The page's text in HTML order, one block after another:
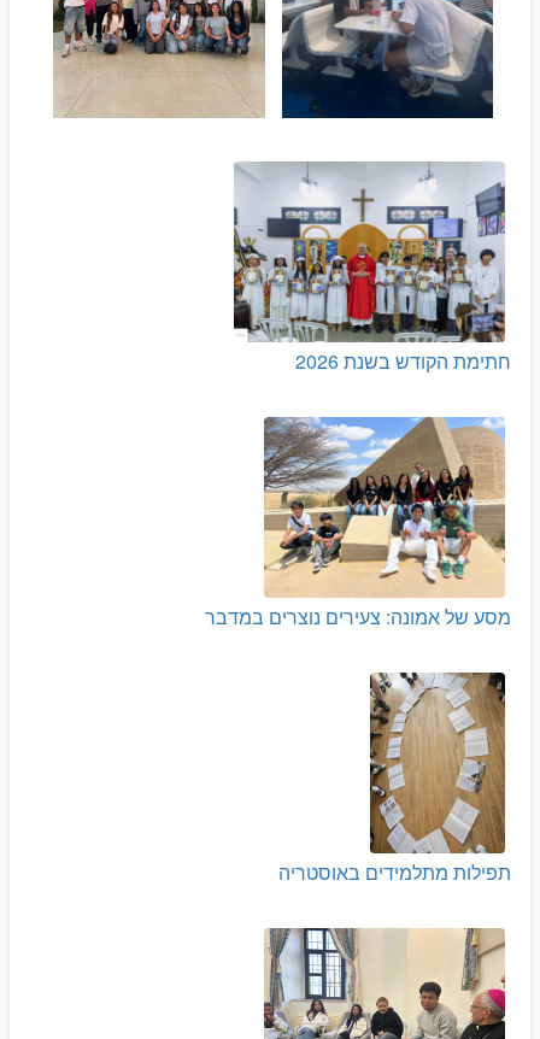
חתימת הקודש בשנת 2026
מסע של אמונה: צעירים נוצרים במדבר
תפילות מתלמידים באוסטריה